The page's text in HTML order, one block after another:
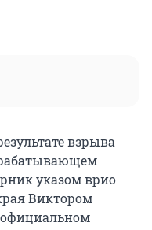
взрыва
указом врио
Виктором
официальном